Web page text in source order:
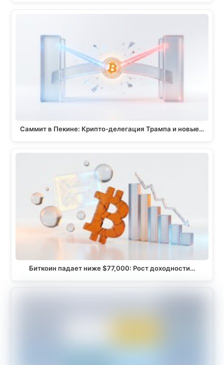
Саммит в Пекине: Крипто-делегация Трампа и новые…
Биткоин падает ниже $77,000: Рост доходности…